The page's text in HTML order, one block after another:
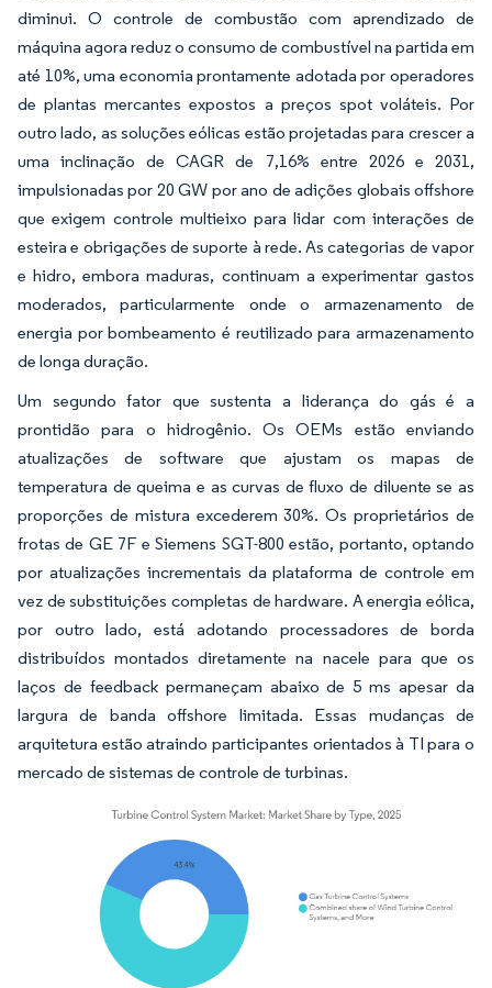
diminui. O controle de combustão com aprendizado de
máquina agora reduz o consumo de combustível na partida em
até 10%, uma economia prontamente adotada por operadores
de plantas mercantes expostos a preços spot voláteis. Por
outro lado, as soluções eólicas estão projetadas para crescer a
uma inclinação de CAGR de 7,16% entre 2026 e 2031,
impulsionadas por 20 GW por ano de adições globais offshore
que exigem controle multieixo para lidar com interações de
esteira e obrigações de suporte à rede. As categorias de vapor
e hidro, embora maduras, continuam a experimentar gastos
moderados, particularmente onde o armazenamento de
energia por bombeamento é reutilizado para armazenamento
de longa duração.
Um segundo fator que sustenta a liderança do gás é a
prontidão para o hidrogênio. Os OEMs estão enviando
atualizações de software que ajustam os mapas de
temperatura de queima e as curvas de fluxo de diluente se as
proporções de mistura excederem 30%. Os proprietários de
frotas de GE 7F e Siemens SGT-800 estão, portanto, optando
por atualizações incrementais da plataforma de controle em
vez de substituições completas de hardware. A energia eólica,
por outro lado, está adotando processadores de borda
distribuídos montados diretamente na nacele para que os
laços de feedback permaneçam abaixo de 5 ms apesar da
largura de banda offshore limitada. Essas mudanças de
arquitetura estão atraindo participantes orientados à TI para o
mercado de sistemas de controle de turbinas.